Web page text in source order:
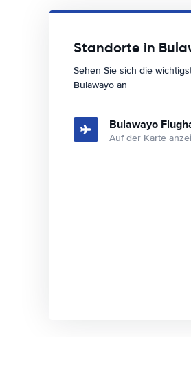
Standorte in
Sehen Sie sich die
Bulawayo an
Bulawayo
Auf der Karte